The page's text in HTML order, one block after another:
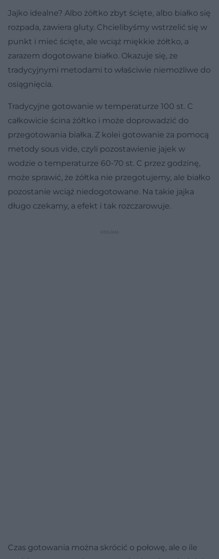
Jajko idealne? Albo żółtko zbyt ścięte, albo białko się
rozpada, zawiera gluty. Chcielibyśmy wstrzelić się w
punkt i mieć ścięte, ale wciąż miękkie żółtko, a
zarazem dogotowane białko. Okazuje się, ze
tradycyjnymi metodami to właściwie niemożliwe do
osiągnięcia.
Tradycyjne gotowanie w temperaturze 100 st. C
całkowicie ścina żółtko i może doprowadzić do
przegotowania białka. Z kolei gotowanie za pomocą
metody sous vide, czyli pozostawienie jajek w
wodzie o temperaturze 60-70 st. C przez godzinę,
może sprawić, że żółtka nie przegotujemy, ale białko
pozostanie wciąż niedogotowane. Na takie jajka
długo czekamy, a efekt i tak rozczarowuje.
Czas gotowania można skrócić o połowę, ale o ile